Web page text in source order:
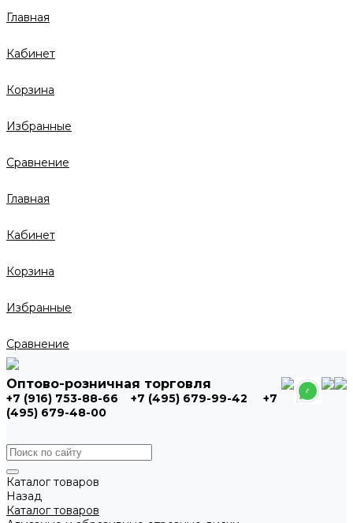
Главная
Кабинет
Корзина
Избранные
Сравнение
Главная
Кабинет
Корзина
Избранные
Сравнение
Оптово-розничная торговля
+7 (916) 753-88-66 +7 (495) 679-99-42
+7
(495) 679-48-00
Каталог товаров
Назад
Каталог товаров